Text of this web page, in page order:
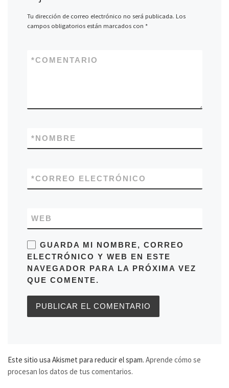
Tu dirección de correo electrónico no será publicada. Los
campos obligatorios están marcados con *
COMENTARIO
*
NOMBRE
*
CORREO ELECTRÓNICO
*
WEB
GUARDA MI NOMBRE, CORREO
ELECTRÓNICO Y WEB EN ESTE
NAVEGADOR PARA LA PRÓXIMA VEZ
QUE COMENTE.
Este sitio usa Akismet para reducir el spam. Aprende cómo se
procesan los datos de tus comentarios.